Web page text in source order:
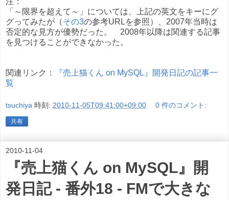
「～限界を超えて～」については、上記の英文をキーにグ
グってみたが（その3の参考URLを参照）、2007年当時は
否定的な見方が優勢だった。 2008年以降は関連する記事
を見つけることができなかった。
関連リンク：
『売上猫くん on MySQL』開発日記の記事一
覧
tsuchiya 時刻: 2010-11-05T09:41:00+09:00 0 件のコメント:
共有
2010-11-04
『売上猫くん on MySQL』開
発日記 - 番外18 - FMで大きな